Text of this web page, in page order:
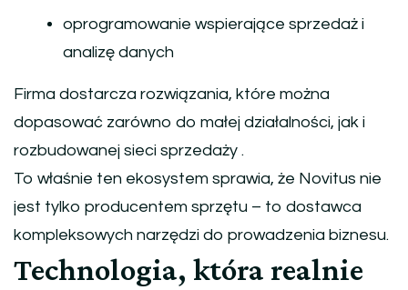
oprogramowanie wspierające sprzedaż i
analizę danych
Firma dostarcza rozwiązania, które można
dopasować zarówno do małej działalności, jak i
rozbudowanej sieci sprzedaży .
To właśnie ten ekosystem sprawia, że Novitus nie
jest tylko producentem sprzętu – to dostawca
kompleksowych narzędzi do prowadzenia biznesu.
Technologia, która realnie